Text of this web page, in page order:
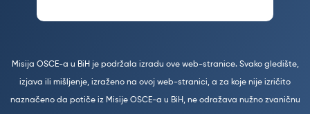
Misija OSCE-a u BiH je podržala izradu ove web-stranice. Svako gledište,
izjava ili mišljenje, izraženo na ovoj web-stranici, a za koje nije izričito
naznačeno da potiče iz Misije OSCE-a u BiH, ne odražava nužno zvaničnu